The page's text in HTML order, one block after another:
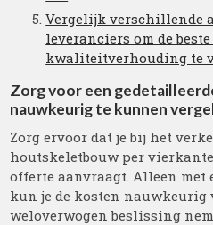
Vergelijk verschillende
leveranciers om de
kwaliteitverhouding te
Zorg voor een
nauwkeurig te kunnen
Zorg ervoor dat je bij het
houtskeletbouw per
offerte aanvraagt. Alleen met
kun je de kosten nauwkeurig
weloverwogen beslissing